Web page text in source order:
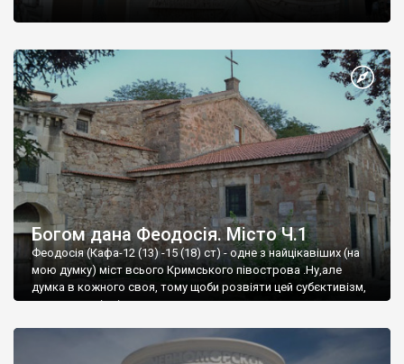
Богом дана Феодосія. Місто Ч.1
Феодосія (Кафа-12 (13) -15 (18) ст) - одне з найцікавіших (на
мою думку) міст всього Кримського півострова .Ну,але
думка в кожного своя, тому щоби розвіяти цей субєктивізм,
запрошую відвідати це